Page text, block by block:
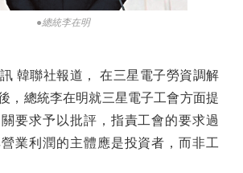
●總統李在明
聯社報道， 在三星電子勞資調解
，總統李在明就三星電子工會方面提
要求予以批評，指責工會的要求過
業利潤的主體應是投資者，而非工